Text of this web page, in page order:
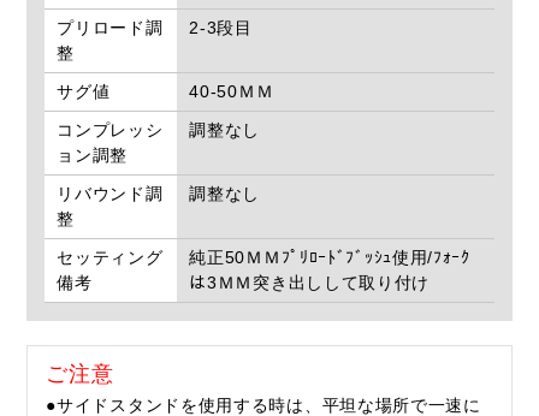
プリロード調
整
2-3段目
サグ値
40-50ＭＭ
コンプレッシ
ョン調整
調整なし
リバウンド調
整
調整なし
セッティング
備考
純正50ＭＭﾌﾟﾘﾛｰﾄﾞﾌﾞｯｼｭ使用/ﾌｫｰｸ
は3ＭＭ突き出しして取り付け
ご注意
●サイドスタンドを使用する時は、平坦な場所で一速に